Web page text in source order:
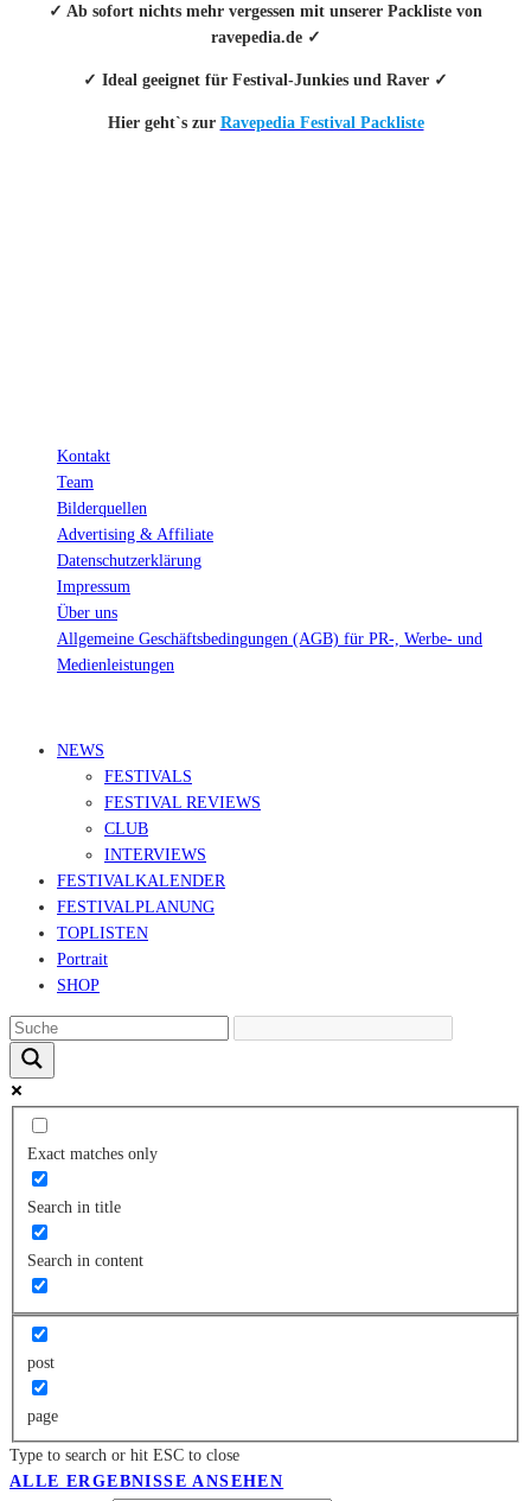
✓ Ab sofort nichts mehr vergessen mit unserer Packliste von
ravepedia.de ✓
✓ Ideal geeignet für Festival-Junkies und Raver ✓
Hier geht`s zur Ravepedia Festival Packliste
Kontakt
Team
Bilderquellen
Advertising & Affiliate
Datenschutzerklärung
Impressum
Über uns
Allgemeine Geschäftsbedingungen (AGB) für PR-, Werbe- und
Medienleistungen
NEWS
FESTIVALS
FESTIVAL REVIEWS
CLUB
INTERVIEWS
FESTIVALKALENDER
FESTIVALPLANUNG
TOPLISTEN
Portrait
SHOP
Exact matches only
Search in title
Search in content
post
page
Type to search or hit ESC to close
ALLE ERGEBNISSE ANSEHEN